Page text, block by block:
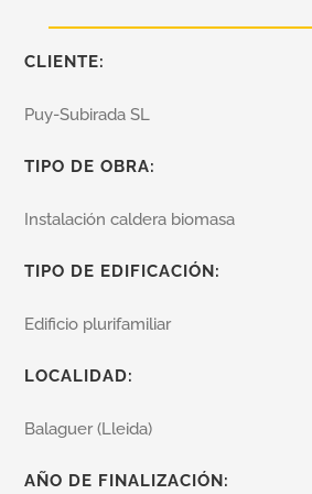
CLIENTE:
Puy-Subirada SL
TIPO DE OBRA:
Instalación caldera biomasa
TIPO DE EDIFICACIÓN:
Edificio plurifamiliar
LOCALIDAD:
Balaguer (Lleida)
AÑO DE FINALIZACIÓN: